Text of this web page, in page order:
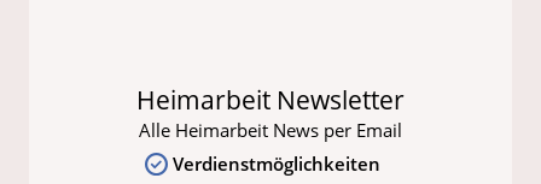
Heimarbeit Newsletter
Alle Heimarbeit News per Email
Verdienstmöglichkeiten